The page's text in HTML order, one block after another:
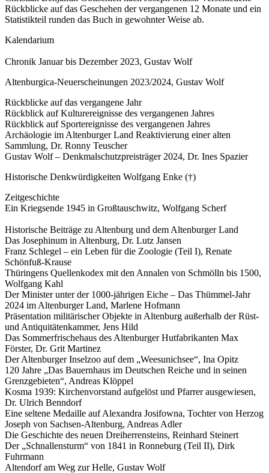
Rückblicke auf das Geschehen der vergangenen 12 Monate und ein
Statistikteil runden das Buch in gewohnter Weise ab.
Kalendarium
Chronik Januar bis Dezember 2023, Gustav Wolf
Altenburgica-Neuerscheinungen 2023/2024, Gustav Wolf
Rückblicke auf das vergangene Jahr
Rückblick auf Kulturereignisse des vergangenen Jahres
Rückblick auf Sportereignisse des vergangenen Jahres
Archäologie im Altenburger Land Reaktivierung einer alten
Sammlung, Dr. Ronny Teuscher
Gustav Wolf – Denkmalschutzpreisträger 2024, Dr. Ines Spazier
Historische Denkwürdigkeiten Wolfgang Enke (†)
Zeitgeschichte
Ein Kriegsende 1945 in Großtauschwitz, Wolfgang Scherf
Historische Beiträge zu Altenburg und dem Altenburger Land
Das Josephinum in Altenburg, Dr. Lutz Jansen
Franz Schlegel – ein Leben für die Zoologie (Teil I), Renate
Schönfuß-Krause
Thüringens Quellenkodex mit den Annalen von Schmölln bis 1500,
Wolfgang Kahl
Der Minister unter der 1000-jährigen Eiche – Das Thümmel-Jahr
2024 im Altenburger Land, Marlene Hofmann
Präsentation militärischer Objekte in Altenburg außerhalb der Rüst-
und Antiquitätenkammer, Jens Hild
Das Sommerfrischehaus des Altenburger Hutfabrikanten Max
Förster, Dr. Grit Martinez
Der Altenburger Inselzoo auf dem „Weesunichsee“, Ina Opitz
120 Jahre „Das Bauernhaus im Deutschen Reiche und in seinen
Grenzgebieten“, Andreas Klöppel
Kosma 1939: Kirchenvorstand aufgelöst und Pfarrer ausgewiesen,
Dr. Ulrich Benndorf
Eine seltene Medaille auf Alexandra Josifowna, Tochter von Herzog
Joseph von Sachsen-Altenburg, Andreas Adler
Die Geschichte des neuen Dreiherrensteins, Reinhard Steinert
Der „Schnallensturm“ von 1841 in Ronneburg (Teil II), Dirk
Fuhrmann
Altendorf am Weg zur Helle, Gustav Wolf